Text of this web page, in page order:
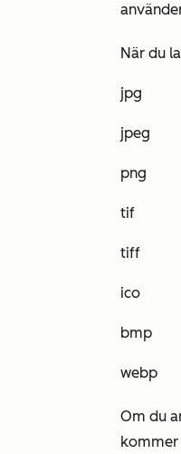
När du
jpg
jpeg
png
tif
tiff
ico
bmp
webp
Om du